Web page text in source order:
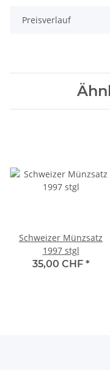
Preisverlauf
Schweizer Münzsatz
1997 stgl
35,00 CHF *